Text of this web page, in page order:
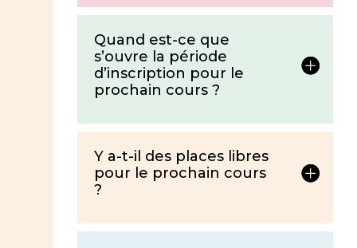
Quand est-ce que
s’ouvre la période
d’inscription pour le
prochain cours ?
Y a-t-il des places libres
pour le prochain cours
?